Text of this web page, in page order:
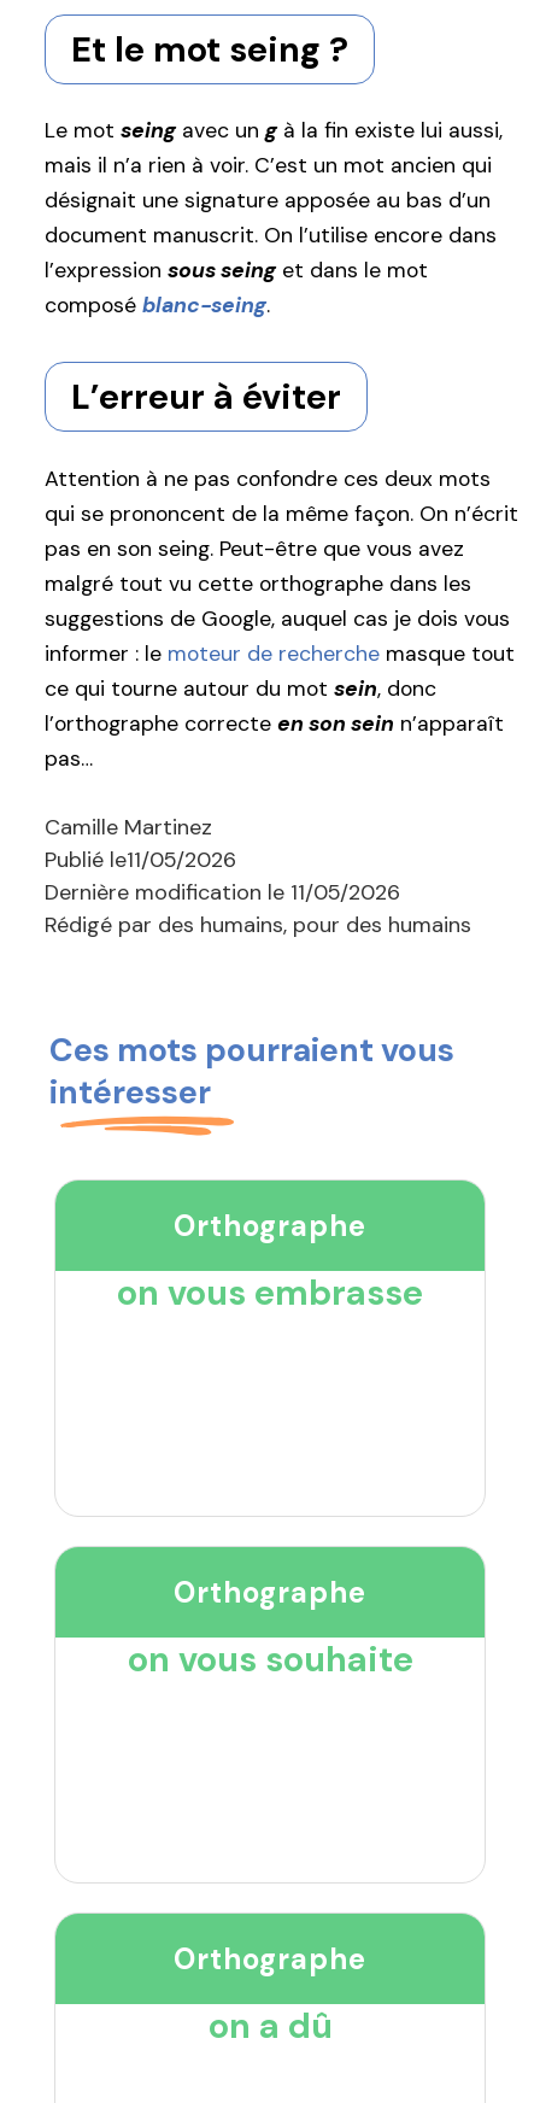
Et le mot seing ?
Le mot seingavec un gà la fin existe lui aussi,
mais il n’a rien à voir. C’est un mot ancien qui
désignait une signature apposée au bas d’un
document manuscrit. On l’utilise encore dans
l’expression sous seinget dans le mot
composé blanc-seing.
L’erreur à éviter
Attention à ne pas confondre ces deux mots
qui se prononcent de la même façon. On n’écrit
pas en son seing. Peut-être que vous avez
malgré tout vu cette orthographe dans les
suggestions de Google, auquel cas je dois vous
informer : le moteur de recherche masque tout
ce qui tourne autour du mot sein, donc
l’orthographe correcte en son sein n’apparaît
pas…
Camille Martinez
Publié le11/05/2026
Dernière modification le 11/05/2026
Rédigé par des humains, pour des humains
Ces mots pourraient vous
intéresser
Orthographe
on vous embrasse
Orthographe
on vous souhaite
Orthographe
on a dû